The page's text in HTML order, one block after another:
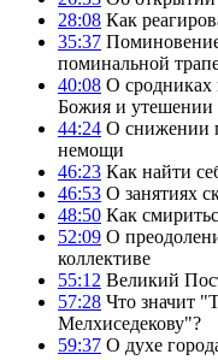
28:08 Как
35:37
поминальной
40:08 О сродниках
Божия и утешении
44:24 О снижении
немощи
46:23 Как найти
46:53 О занятиях
48:50 Как
52:09 О
коллективе
55:12 Великий
57:28 Что значит
Мелхиседекову"?
59:37 О духе